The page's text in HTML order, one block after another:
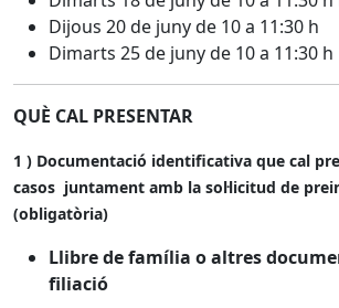
Dijous 20 de juny de 10 a 11:30 h
Dimarts 25 de juny de 10 a 11:30 h
QUÈ CAL PRESENTAR
1 ) Documentació identificativa que cal
casos juntament amb la sol·licitud de
(obligatòria)
Llibre de família o altres
filiació